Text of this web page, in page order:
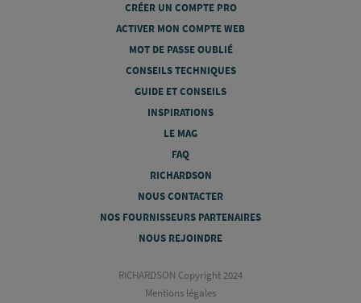
CRÉER UN COMPTE PRO
ACTIVER MON COMPTE WEB
MOT DE PASSE OUBLIÉ
CONSEILS TECHNIQUES
GUIDE ET CONSEILS
INSPIRATIONS
LE MAG
FAQ
RICHARDSON
NOUS CONTACTER
NOS FOURNISSEURS PARTENAIRES
NOUS REJOINDRE
RICHARDSON Copyright 2024
Mentions légales